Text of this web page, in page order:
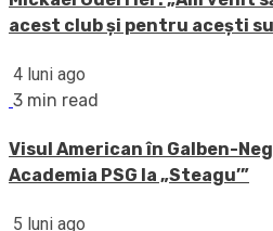
acest club și pentru acești
4 luni ago
3 min read
Visul American în Galben-
Academia PSG la „Steagu’”
5 luni ago